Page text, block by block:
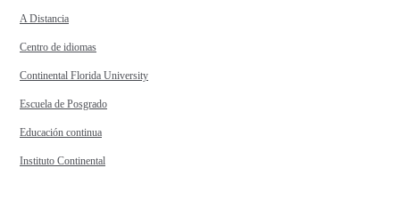
A Distancia
Centro de idiomas
Continental Florida University
Escuela de Posgrado
Educación continua
Instituto Continental